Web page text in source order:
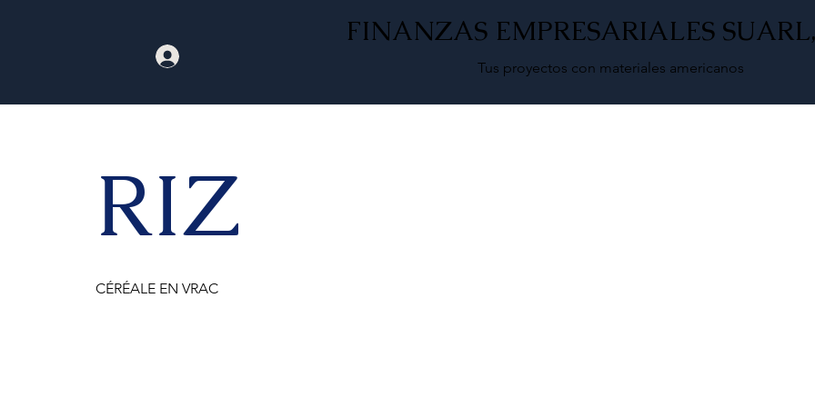
FINANZAS EMPRESARIALES
Tus proyectos con materiales americanos
RIZ
CÉRÉALE EN VRAC